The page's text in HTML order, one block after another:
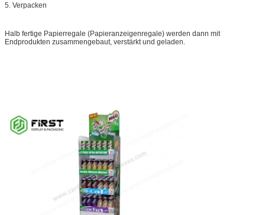
5. Verpacken
Halb fertige Papierregale (Papieranzeigenregale) werden dann mit
Endprodukten zusammengebaut, verstärkt und geladen.